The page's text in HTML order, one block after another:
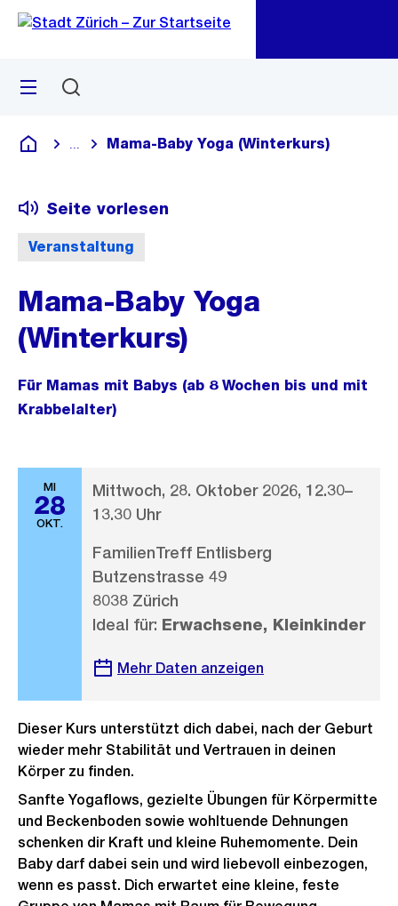
Navigation
Sprunglink
Menü
Deutsch
Blende alle Breadcrumbs ein
Mama-Baby Yoga (Winterkurs)
Veranstaltung
Seite vorlesen
Mama-Baby Yoga
(Winterkurs)
Für Mamas mit Babys (ab 8 Wochen bis und mit
Krabbelalter)
MI
28
OKT.
Mittwoch, 28. Oktober 2026, 12.30–
13.30 Uhr
FamilienTreff Entlisberg
Butzenstrasse 49
8038 Zürich
Ideal für: Erwachsene, Kleinkinder
Mehr Daten anzeigen
Dieser Kurs unterstützt dich dabei, nach der Geburt
wieder mehr Stabilität und Vertrauen in deinen
Körper zu finden.
Sanfte Yogaflows, gezielte Übungen für Körpermitte
und Beckenboden sowie wohltuende Dehnungen
schenken dir Kraft und kleine Ruhemomente. Dein
Baby darf dabei sein und wird liebevoll einbezogen,
wenn es passt. Dich erwartet eine kleine, feste